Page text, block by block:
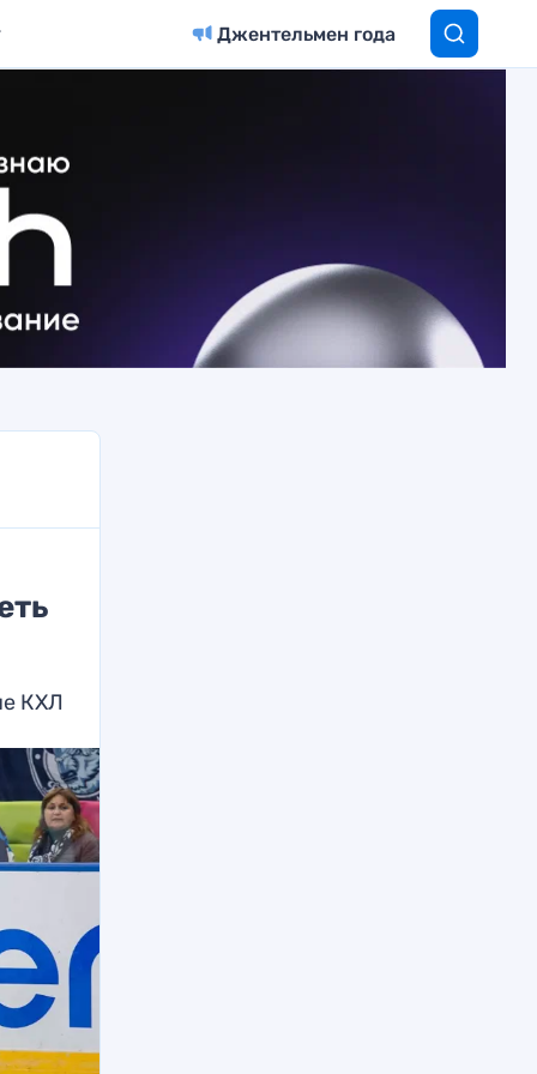
Джентельмен года
КХЛ